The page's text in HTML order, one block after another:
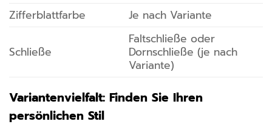
Zifferblattfarbe
Je nach Variante
Schließe
Faltschließe oder
Dornschließe (je nach
Variante)
Variantenvielfalt: Finden Sie Ihren
persönlichen Stil